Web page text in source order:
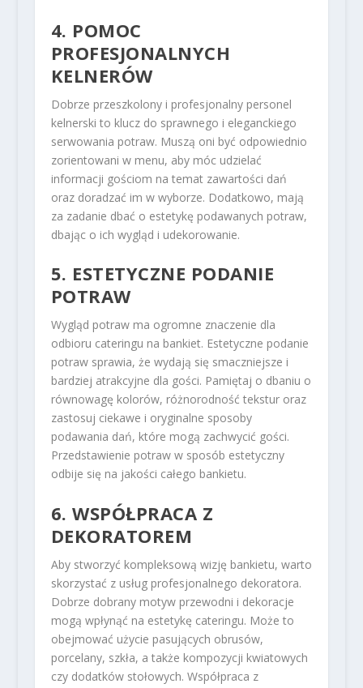
4. POMOC
PROFESJONALNYCH
KELNERÓW
Dobrze przeszkolony i profesjonalny personel
kelnerski to klucz do sprawnego i eleganckiego
serwowania potraw. Muszą oni być odpowiednio
zorientowani w menu, aby móc udzielać
informacji gościom na temat zawartości dań
oraz doradzać im w wyborze. Dodatkowo, mają
za zadanie dbać o estetykę podawanych potraw,
dbając o ich wygląd i udekorowanie.
5. ESTETYCZNE PODANIE
POTRAW
Wygląd potraw ma ogromne znaczenie dla
odbioru cateringu na bankiet. Estetyczne podanie
potraw sprawia, że wydają się smaczniejsze i
bardziej atrakcyjne dla gości. Pamiętaj o dbaniu o
równowagę kolorów, różnorodność tekstur oraz
zastosuj ciekawe i oryginalne sposoby
podawania dań, które mogą zachwycić gości.
Przedstawienie potraw w sposób estetyczny
odbije się na jakości całego bankietu.
6. WSPÓŁPRACA Z
DEKORATOREM
Aby stworzyć kompleksową wizję bankietu, warto
skorzystać z usług profesjonalnego dekoratora.
Dobrze dobrany motyw przewodni i dekoracje
mogą wpłynąć na estetykę cateringu. Może to
obejmować użycie pasujących obrusów,
porcelany, szkła, a także kompozycji kwiatowych
czy dodatków stołowych. Współpraca z